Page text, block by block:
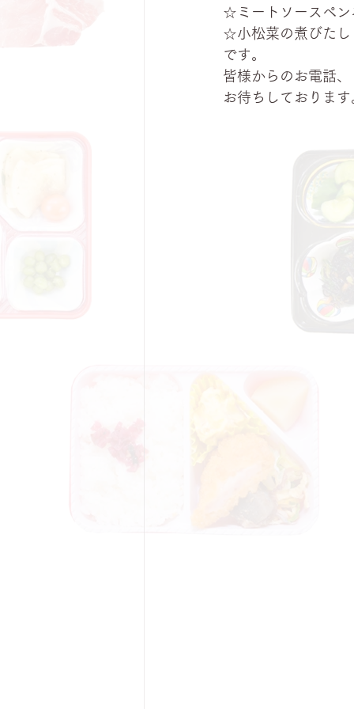
☆ミートソースペン
☆小松菜の煮びたし
です。
皆様からのお電話、
お待ちしております